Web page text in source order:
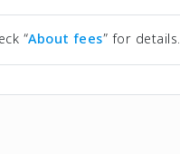
“About fees” for details.